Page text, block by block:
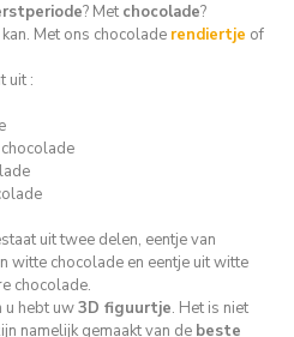
? Met chocolade?
Met ons chocolade rendiertje of
uit :
uit twee delen, eentje van
witte chocolade en eentje uit witte
chocolade.
u hebt uw3D figuurtje. Het is niet
namelijk gemaakt van de beste